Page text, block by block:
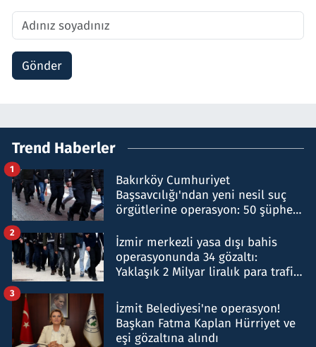
Gönder
Trend Haberler
Bakırköy Cumhuriyet
Başsavcılığı'ndan yeni nesil suç
örgütlerine operasyon: 50 şüpheli
1
İzmir merkezli yasa dışı bahis
operasyonunda 34 gözaltı:
Yaklaşık 2 Milyar liralık para trafiği
2
İzmit Belediyesi'ne operasyon!
Başkan Fatma Kaplan Hürriyet ve
eşi gözaltına alındı
3